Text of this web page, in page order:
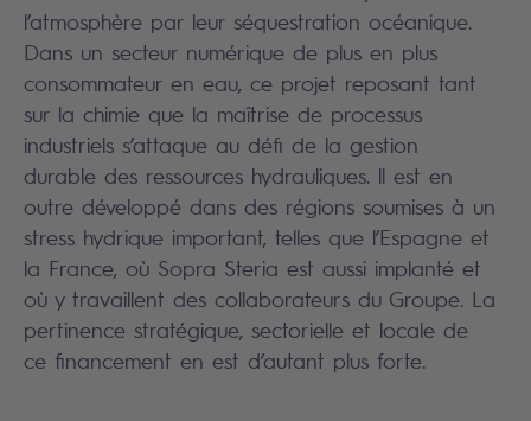
l’atmosphère par leur séquestration océanique.
Dans un secteur numérique de plus en plus
consommateur en eau, ce projet reposant tant
sur la chimie que la maîtrise de processus
industriels s’attaque au défi de la gestion
durable des ressources hydrauliques. ll est en
outre développé dans des régions soumises à un
stress hydrique important, telles que l’Espagne et
la France, où Sopra Steria est aussi implanté et
où y travaillent des collaborateurs du Groupe. La
pertinence stratégique, sectorielle et locale de
ce financement en est d’autant plus forte.